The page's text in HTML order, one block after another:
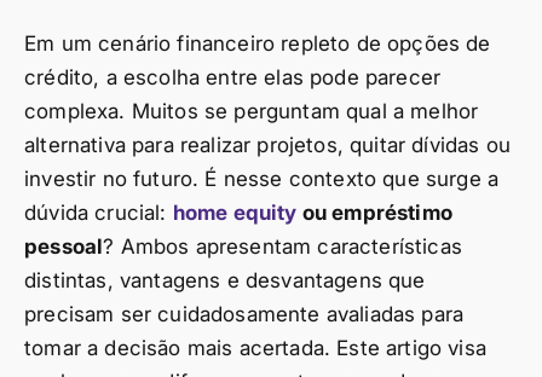
Em um cenário financeiro repleto de opções de
crédito, a escolha entre elas pode parecer
complexa. Muitos se perguntam qual a melhor
alternativa para realizar projetos, quitar dívidas ou
investir no futuro. É nesse contexto que surge a
dúvida crucial: home equity ou empréstimo
pessoal? Ambos apresentam características
distintas, vantagens e desvantagens que
precisam ser cuidadosamente avaliadas para
tomar a decisão mais acertada. Este artigo visa